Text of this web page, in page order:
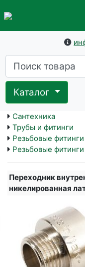
Каталог
Сантехника
Трубы и фитинги
Резьбовые
Резьбовые фитинги
Переходник
никелированная